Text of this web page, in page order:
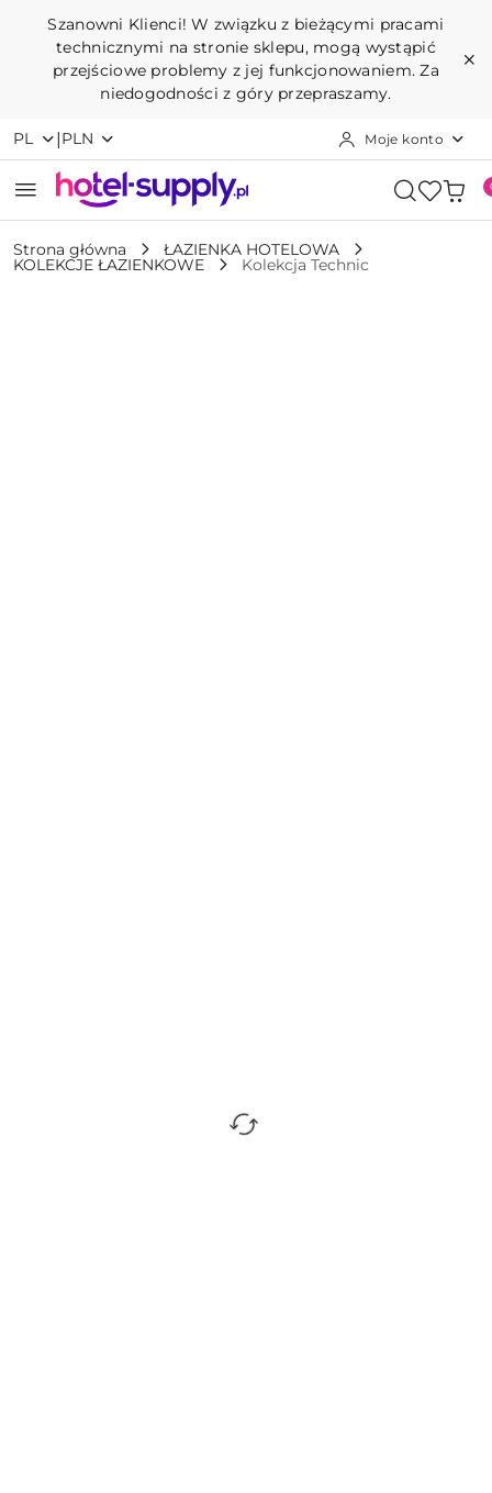
Przejdź do treści głównej
Przejdź do wyszukiwarki
Przejdź do moje konto
Przejdź do menu głównego
Przejdź do opisu produktu
Przejdź do stopki
Szanowni Klienci! W związku z bieżącymi pracami
technicznymi na stronie sklepu, mogą wystąpić
przejściowe problemy z jej funkcjonowaniem. Za
niedogodności z góry przepraszamy.
PL |PLN Moje konto
Strona główna ŁAZIENKA HOTELOWA
KOLEKCJE ŁAZIENKOWE Kolekcja Technic